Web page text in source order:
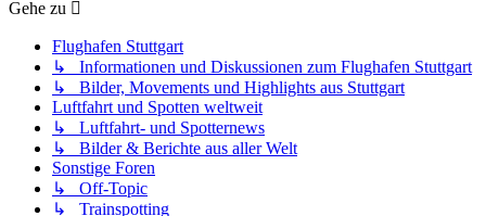
Gehe zu
Flughafen Stuttgart
↳ Informationen und Diskussionen zum Flughafen Stuttgart
↳ Bilder, Movements und Highlights aus Stuttgart
Luftfahrt und Spotten weltweit
↳ Luftfahrt- und Spotternews
↳ Bilder & Berichte aus aller Welt
Sonstige Foren
↳ Off-Topic
↳ Trainspotting